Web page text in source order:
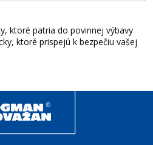
ktoré patria do povinnej výbavy
ktoré prispejú k bezpečiu vašej